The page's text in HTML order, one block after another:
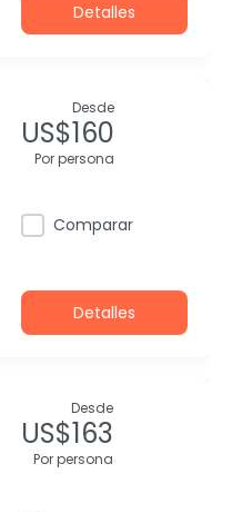
Detalles
Desde
US$160
Por persona
Comparar
Detalles
Desde
US$163
Por persona